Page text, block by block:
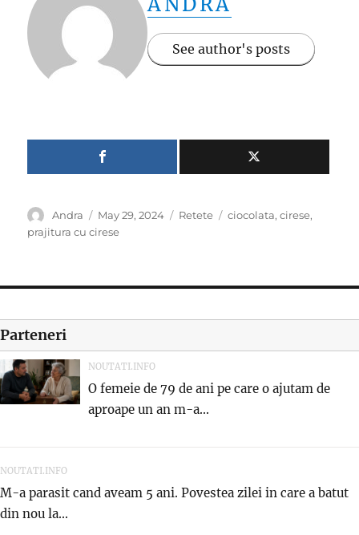
See author's posts
Author
Andra
Posted
on
May 29, 2024 Categories
Retete Tags
ciocolata,cirese,
prajitura cu cirese
Parteneri
NOUTATI.INFO
O femeie de 79 de ani pe care o ajutam de
aproape un an m-a...
NOUTATI.INFO
M-a parasit cand aveam 5 ani. Povestea zilei in care a batut
din nou la...